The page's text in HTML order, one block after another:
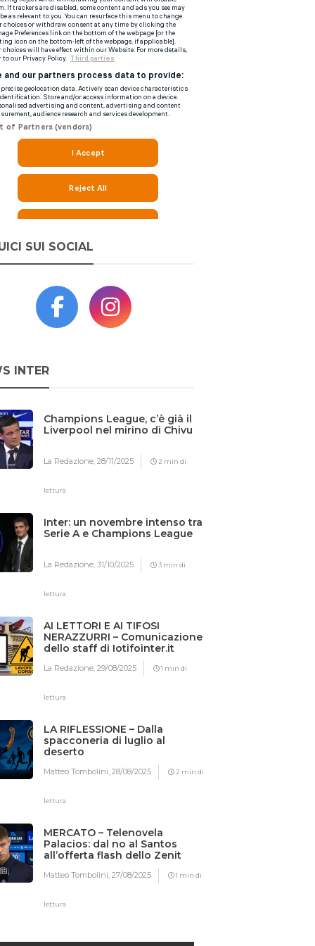
SUI SOCIAL
INTER
Champions League, c’è già il
Liverpool nel mirino di Chivu
La Redazione,28/11/2025 2 min di
lettura
Inter: un novembre intenso tra
Serie A e Champions League
La Redazione,31/10/2025 3 min di
lettura
AI LETTORI E AI TIFOSI
NERAZZURRI – Comunicazione
dello staff di Iotifointer.it
La Redazione,29/08/2025 1 min di
lettura
LA RIFLESSIONE – Dalla
spacconeria di luglio al
deserto
Matteo Tombolini,28/08/2025 2 min di
lettura
MERCATO – Telenovela
Palacios: dal no al Santos
all’offerta flash dello Zenit
Matteo Tombolini,27/08/2025 1 min di
lettura